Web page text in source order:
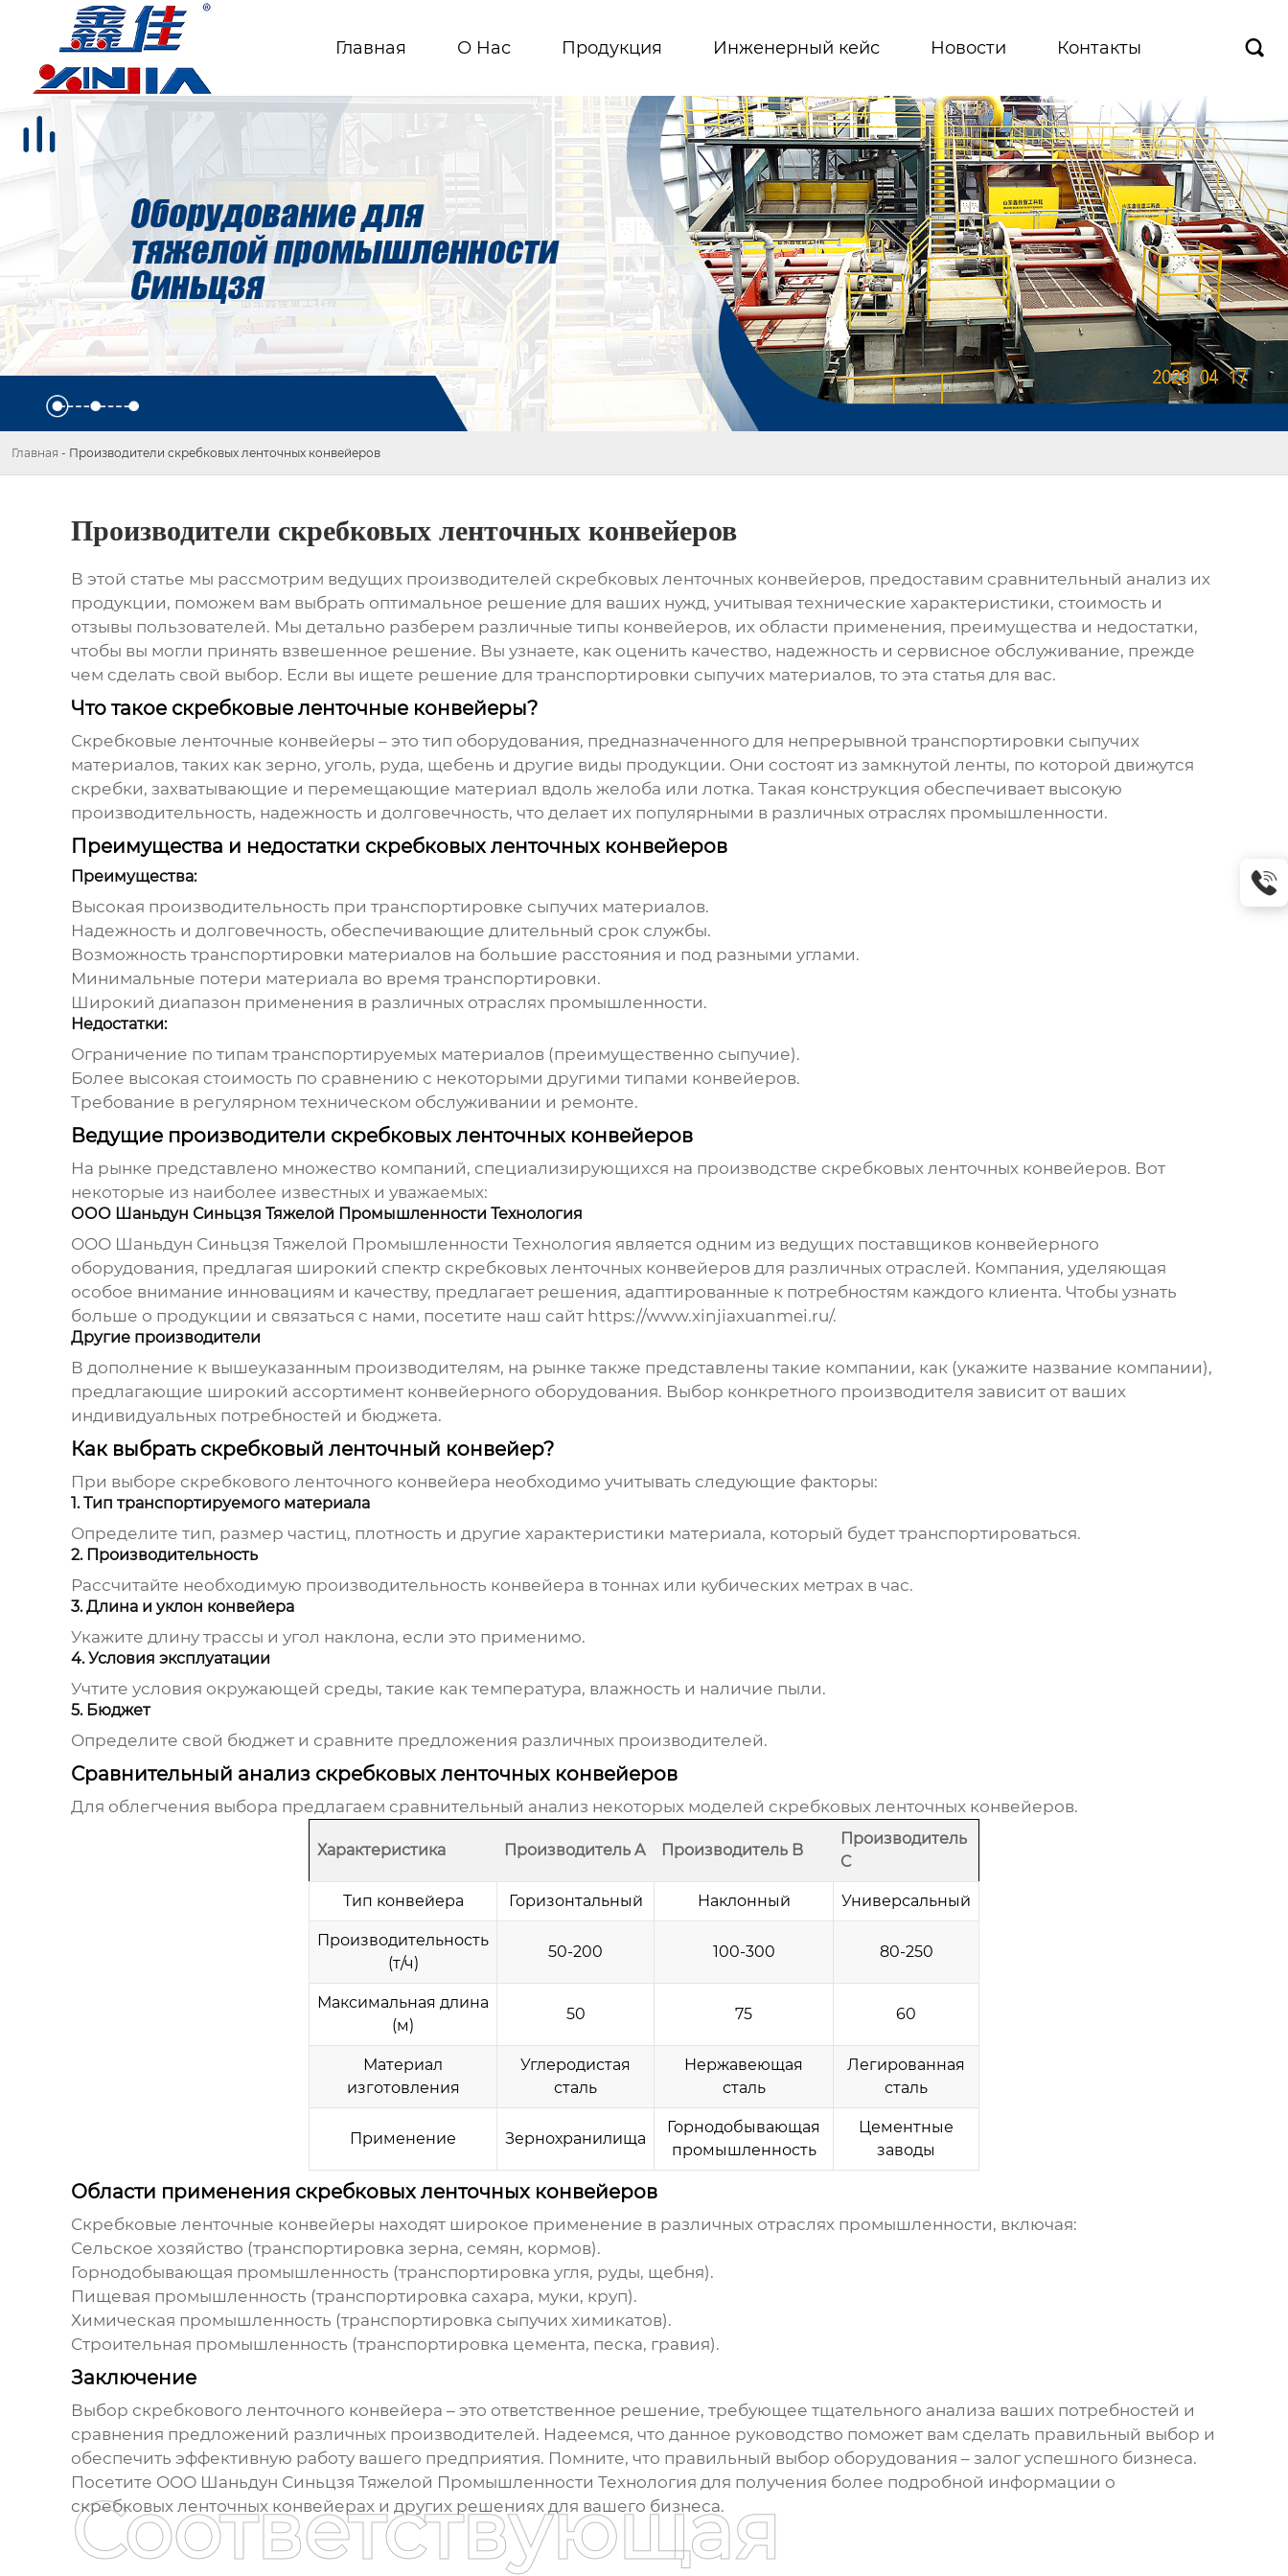
Главная О Hас Продукция Инженерный кейс Новости Контакты 
Главная - Производители скребковых ленточных конвейеров
Производители скребковых ленточных конвейеров
В этой статье мы рассмотрим ведущих производителей скребковых ленточных конвейеров, предоставим сравнительный анализ их
продукции, поможем вам выбрать оптимальное решение для ваших нужд, учитывая технические характеристики, стоимость и
отзывы пользователей. Мы детально разберем различные типы конвейеров, их области применения, преимущества и недостатки,
чтобы вы могли принять взвешенное решение. Вы узнаете, как оценить качество, надежность и сервисное обслуживание, прежде
чем сделать свой выбор. Если вы ищете решение для транспортировки сыпучих материалов, то эта статья для вас.
Что такое скребковые ленточные конвейеры?
Скребковые ленточные конвейеры – это тип оборудования, предназначенного для непрерывной транспортировки сыпучих
материалов, таких как зерно, уголь, руда, щебень и другие виды продукции. Они состоят из замкнутой ленты, по которой движутся
скребки, захватывающие и перемещающие материал вдоль желоба или лотка. Такая конструкция обеспечивает высокую
производительность, надежность и долговечность, что делает их популярными в различных отраслях промышленности.
Преимущества и недостатки скребковых ленточных конвейеров
Преимущества:
Высокая производительность при транспортировке сыпучих материалов.
Надежность и долговечность, обеспечивающие длительный срок службы.
Возможность транспортировки материалов на большие расстояния и под разными углами.
Минимальные потери материала во время транспортировки.
Широкий диапазон применения в различных отраслях промышленности.
Недостатки:
Ограничение по типам транспортируемых материалов (преимущественно сыпучие).
Более высокая стоимость по сравнению с некоторыми другими типами конвейеров.
Требование в регулярном техническом обслуживании и ремонте.
Ведущие производители скребковых ленточных конвейеров
На рынке представлено множество компаний, специализирующихся на производстве скребковых ленточных конвейеров. Вот
некоторые из наиболее известных и уважаемых:
ООО Шаньдун Синьцзя Тяжелой Промышленности Технология
ООО Шаньдун Синьцзя Тяжелой Промышленности Технология является одним из ведущих поставщиков конвейерного
оборудования, предлагая широкий спектр скребковых ленточных конвейеровдля различных отраслей. Компания, уделяющая
особое внимание инновациям и качеству, предлагает решения, адаптированные к потребностям каждого клиента. Чтобы узнать
больше о продукции и связаться с нами, посетите наш сайт https://www.xinjiaxuanmei.ru/.
Другие производители
В дополнение к вышеуказанным производителям, на рынке также представлены такие компании, как (укажите название компании),
предлагающие широкий ассортимент конвейерного оборудования. Выбор конкретного производителя зависит от ваших
индивидуальных потребностей и бюджета.
Как выбрать скребковый ленточный конвейер?
При выборе скребкового ленточного конвейера необходимо учитывать следующие факторы:
1. Тип транспортируемого материала
Определите тип, размер частиц, плотность и другие характеристики материала, который будет транспортироваться.
2. Производительность
Рассчитайте необходимую производительность конвейера в тоннах или кубических метрах в час.
3. Длина и уклон конвейера
Укажите длину трассы и угол наклона, если это применимо.
4. Условия эксплуатации
Учтите условия окружающей среды, такие как температура, влажность и наличие пыли.
5. Бюджет
Определите свой бюджет и сравните предложения различных производителей.
Сравнительный анализ скребковых ленточных конвейеров
Для облегчения выбора предлагаем сравнительный анализ некоторых моделей скребковых ленточных конвейеров.
Характеристика Производитель A Производитель B
Производитель
C
Тип конвейера Горизонтальный Наклонный Универсальный
Производительность
(т/ч)
50-200 100-300 80-250
Максимальная длина
(м)
50 75 60
Материал
изготовления
Углеродистая
сталь
Нержавеющая
сталь
Легированная
сталь
Применение Зернохранилища
Горнодобывающая
промышленность
Цементные
заводы
Области применения скребковых ленточных конвейеров
Скребковые ленточные конвейеры находят широкое применение в различных отраслях промышленности, включая:
Сельское хозяйство (транспортировка зерна, семян, кормов).
Горнодобывающая промышленность (транспортировка угля, руды, щебня).
Пищевая промышленность (транспортировка сахара, муки, круп).
Химическая промышленность (транспортировка сыпучих химикатов).
Строительная промышленность (транспортировка цемента, песка, гравия).
Заключение
Выбор скребкового ленточного конвейера – это ответственное решение, требующее тщательного анализа ваших потребностей и
сравнения предложений различных производителей. Надеемся, что данное руководство поможет вам сделать правильный выбор и
обеспечить эффективную работу вашего предприятия. Помните, что правильный выбор оборудования – залог успешного бизнеса.
Посетите ООО Шаньдун Синьцзя Тяжелой Промышленности Технология для получения более подробной информации о
скребковых ленточных конвейерахи других решениях для вашего бизнеса.
Соответствующая